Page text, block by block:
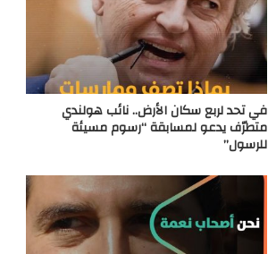
في تحد لربع سكان الأرض.. نائب هولندي
متطرّف يدعو لمسابقة “رسوم مسيئة
للرسول”